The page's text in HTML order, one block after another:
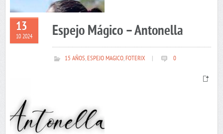
13
10 2024 Espejo Mágico – Antonella
15 AÑOS,ESPEJO MAGICO,FOTERIX 0